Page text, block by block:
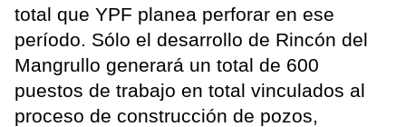
total que YPF planea perforar en ese
período. Sólo el desarrollo de Rincón del
Mangrullo generará un total de 600
puestos de trabajo en total vinculados al
proceso de construcción de pozos,